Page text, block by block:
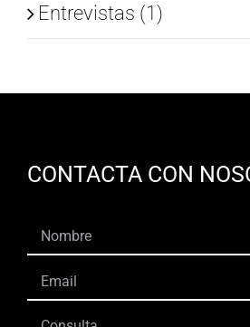
Entrevistas (1)
CONTACTA CON